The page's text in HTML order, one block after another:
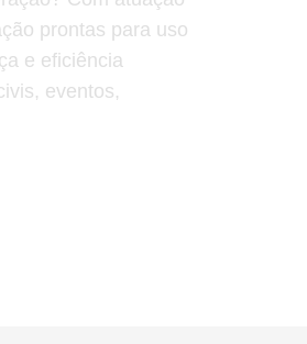
prontas para uso
e eficiência
eventos,